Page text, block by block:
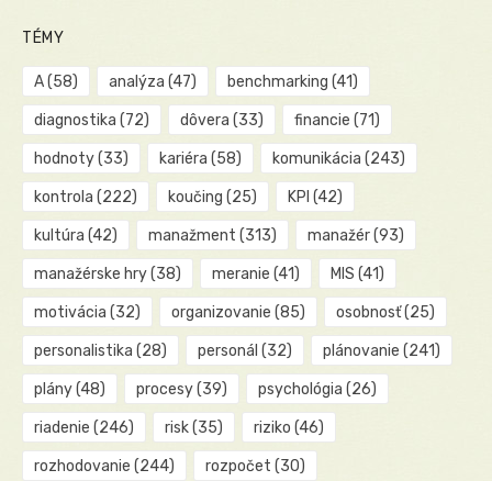
TÉMY
A(58) analýza (47) benchmarking (41)
diagnostika (72) dôvera (33) financie (71)
hodnoty(33) kariéra (58) komunikácia (243)
kontrola (222) koučing (25) KPI (42)
kultúra (42) manažment (313) manažér(93)
manažérske hry(38) meranie (41) MIS (41)
motivácia (32) organizovanie (85) osobnosť(25)
personalistika (28) personál (32) plánovanie (241)
plány(48) procesy(39) psychológia (26)
riadenie (246) risk(35) riziko (46)
rozhodovanie (244) rozpočet (30)